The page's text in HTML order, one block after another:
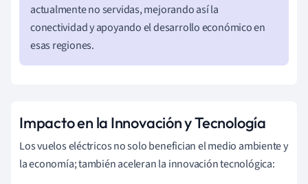
actualmente no servidas, mejorando así la
conectividad y apoyando el desarrollo económico en
esas regiones.
Impacto en la Innovación y Tecnología
Los vuelos eléctricos no solo benefician el medio ambiente y
la economía; también aceleran la innovación tecnológica: